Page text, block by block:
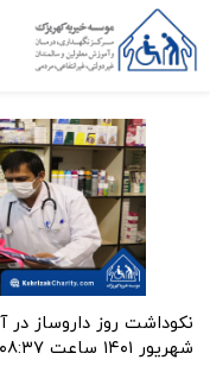
نکوداشت روز داروساز
شهریور ۱۴۰۱ ساعت ۰۸:۳۷